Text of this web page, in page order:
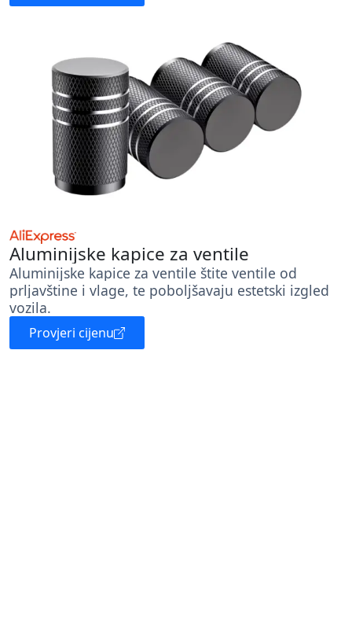
Aluminijske kapice za ventile
Aluminijske kapice za ventile štite ventile od
prljavštine i vlage, te poboljšavaju estetski izgled
vozila.
Provjeri cijenu